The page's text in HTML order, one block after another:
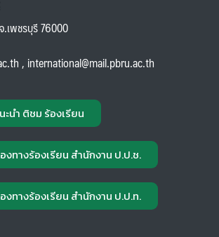
เพชรบุรี 76000
, international@mail.pbru.ac.th
ะนำ ติชม ร้องเรียน
งทางร้องเรียน สำนักงาน ป.ป.ช.
งทางร้องเรียน สำนักงาน ป.ป.ท.